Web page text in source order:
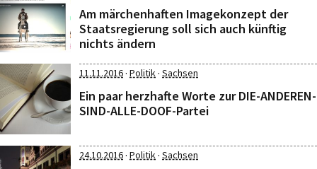
Am märchenhaften Imagekonzept der
Staatsregierung soll sich auch künftig
nichts ändern
11.11.2016· Politik· Sachsen
Ein paar herzhafte Worte zur DIE-ANDEREN-
SIND-ALLE-DOOF-Partei
24.10.2016· Politik· Sachsen